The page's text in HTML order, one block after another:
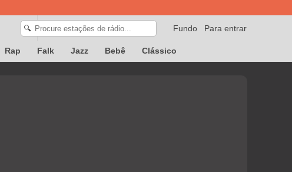
Para entrar
Fundo
🔍
Rap Falk Jazz Bebê Clássico